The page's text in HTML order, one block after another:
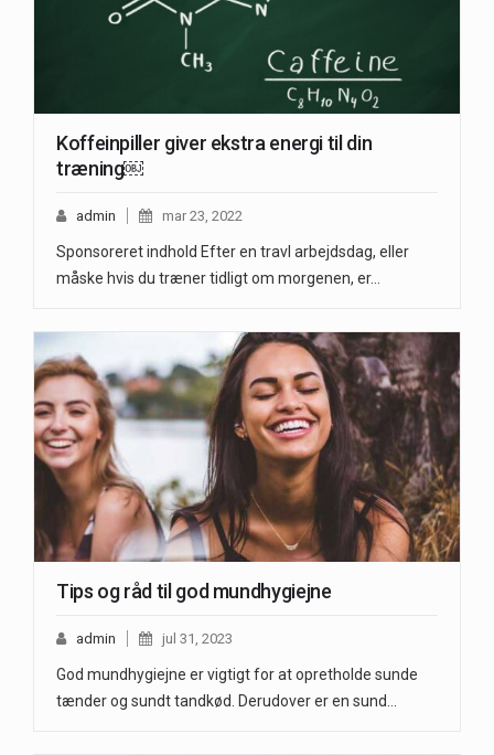
Koffeinpiller giver ekstra energi til din
træning￼
admin mar 23, 2022
Sponsoreret indhold Efter en travl arbejdsdag, eller
måske hvis du træner tidligt om morgenen, er…
Tips og råd til god mundhygiejne
admin jul 31, 2023
God mundhygiejne er vigtigt for at opretholde sunde
tænder og sundt tandkød. Derudover er en sund…